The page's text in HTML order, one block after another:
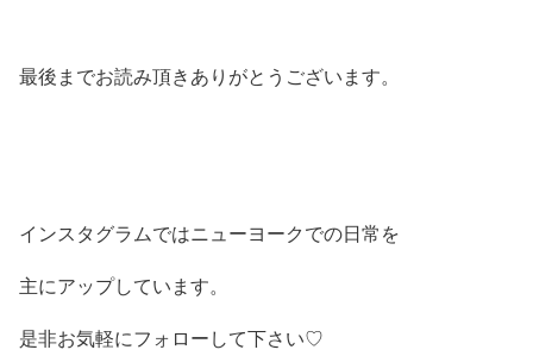
最後までお読み頂きありがとうございます。
インスタグラムではニューヨークでの日常を
主にアップしています。
是非お気軽にフォローして下さい♡